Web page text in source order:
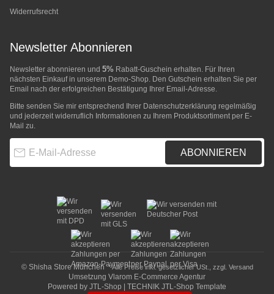
Widerrufsrecht
Newsletter Abonnieren
Newsletter abonnieren und 5% Rabatt-Guschein erhalten. Für Ihren
nächsten Einkauf in unserem Demo-Shop. Den Gutschein erhalten Sie per
Email nach der erfolgreichen Bestätigung Ihrer Email-Adresse.
Bitte senden Sie mir entsprechend Ihrer Datenschutzerklärung regelmäßig
und jederzeit widerruflich Informationen zu Ihrem Produktsortiment per E-
Mail zu.
ABONNIEREN
© Shisha Store München* Alle Preise inkl. gesetzlicher USt., zzgl. Versand
Umsetzung Vlarom E-Commerce Agentur
Powered by JTL-Shop
TECHNIK JTL-Shop Template